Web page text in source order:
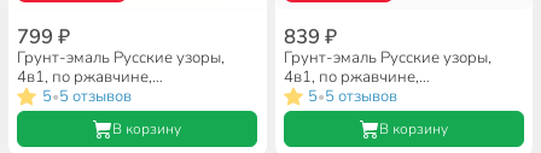
799 ₽
Грунт-эмаль Русские узоры,
4в1, по ржавчине,
быстросохнущая, алкидная,
полуглянцевая, синяя, 1.8 кг
5•5 отзывов
В корзину
839 ₽
Грунт-эмаль Русские узоры,
4в1, по ржавчине,
быстросохнущая, алкидная,
полуглянцевая, зеленая, 1.8 кг
5•5 отзывов
В корзину